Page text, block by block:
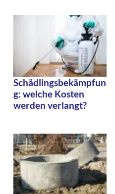
Schädlingsbekämpfun
g: welche Kosten
werden verlangt?